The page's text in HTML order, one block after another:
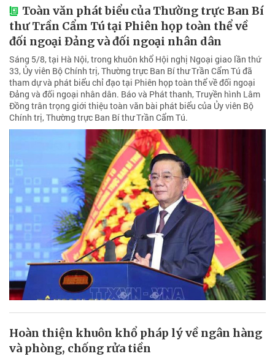
Toàn văn phát biểu của Thường trực Ban Bí
thư Trần Cẩm Tú tại Phiên họp toàn thể về
đối ngoại Đảng và đối ngoại nhân dân
Sáng 5/8, tại Hà Nội, trong khuôn khổ Hội nghị Ngoại giao lần thứ
33, Ủy viên Bộ Chính trị, Thường trực Ban Bí thư Trần Cẩm Tú đã
tham dự và phát biểu chỉ đạo tại Phiên họp toàn thể về đối ngoại
Đảng và đối ngoại nhân dân. Báo và Phát thanh, Truyền hình Lâm
Đồng trân trọng giới thiệu toàn văn bài phát biểu của Ủy viên Bộ
Chính trị, Thường trực Ban Bí thư Trần Cẩm Tú.
Hoàn thiện khuôn khổ pháp lý về ngân hàng
và phòng, chống rửa tiền